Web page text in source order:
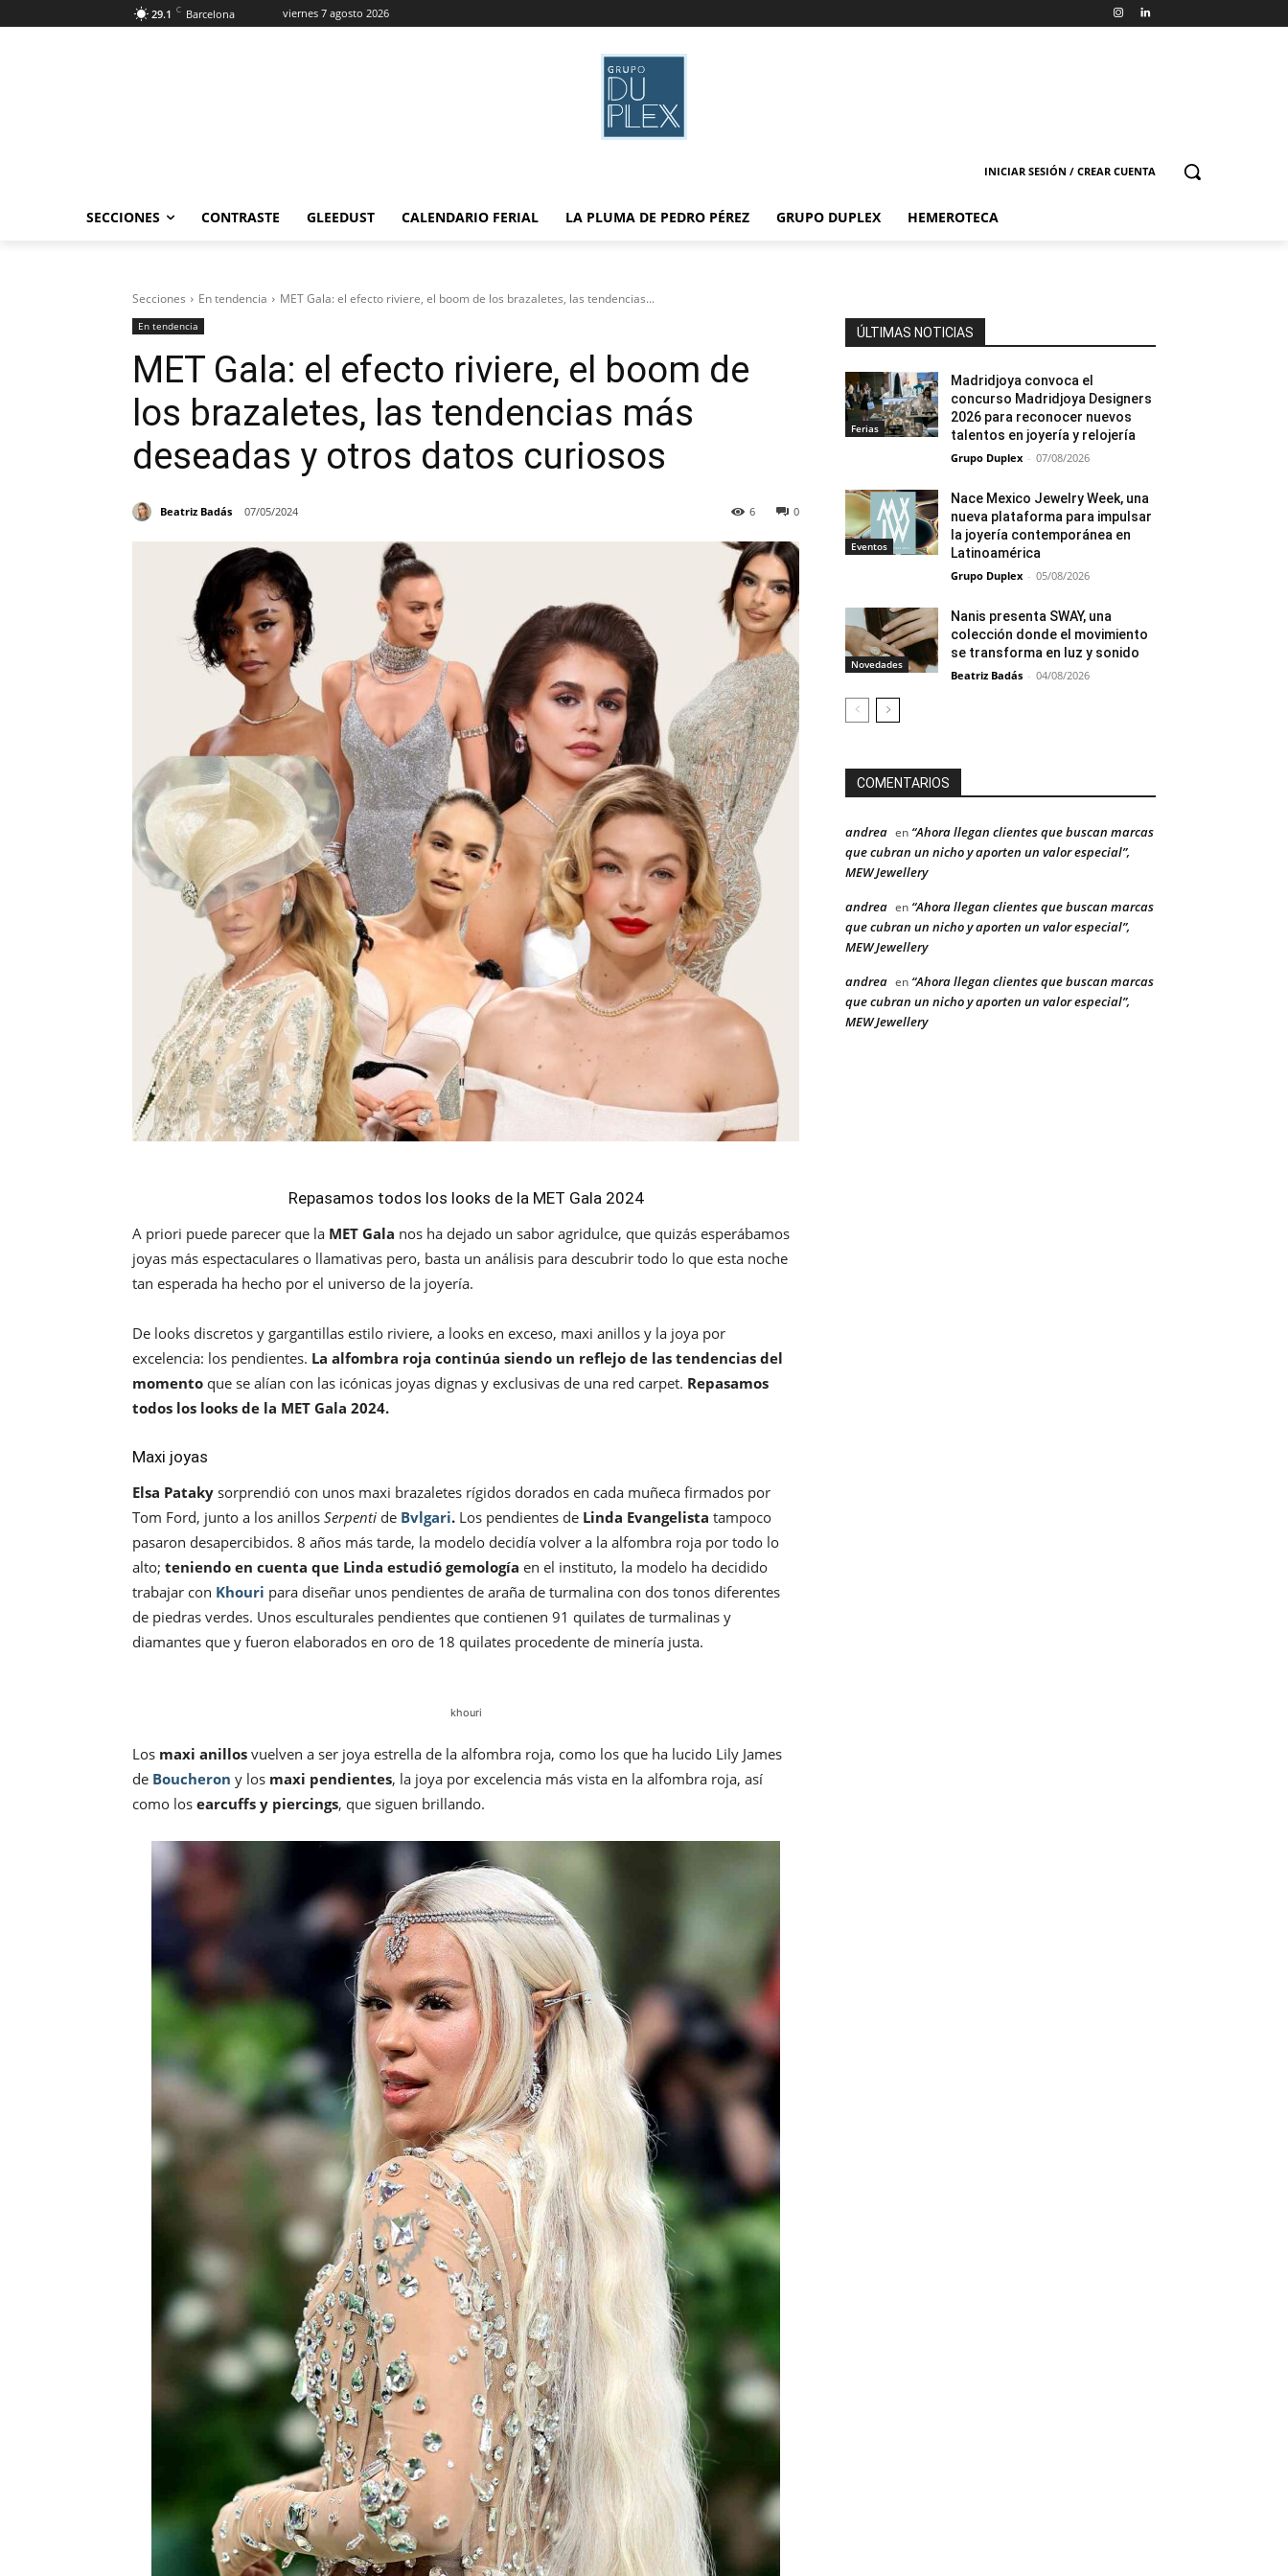
29.1 C Barcelona viernes 7 agosto 2026
INICIAR SESIÓN / CREAR CUENTA
SECCIONES CONTRASTE GLEEDUST CALENDARIO FERIAL LA PLUMA DE PEDRO PÉREZ GRUPO DUPLEX HEMEROTECA
Secciones En tendencia MET Gala: el efecto riviere, el boom de los brazaletes, las tendencias...
En tendencia
MET Gala: el efecto riviere, el boom de
los brazaletes, las tendencias más
deseadas y otros datos curiosos
Beatriz Badás 07/05/2024 0
6
Repasamos todos los looks de la MET Gala 2024
A priori puede parecer que la MET Gala nos ha dejado un sabor agridulce, que quizás esperábamos
joyas más espectaculares o llamativas pero, basta un análisis para descubrir todo lo que esta noche
tan esperada ha hecho por el universo de la joyería.
De looks discretos y gargantillas estilo riviere, a looks en exceso, maxi anillos y la joya por
excelencia: los pendientes. La alfombra roja continúa siendo un reflejo de las tendencias del
momento que se alían con las icónicas joyas dignas y exclusivas de una red carpet. Repasamos
todos los looks de la MET Gala 2024.
Maxi joyas
Elsa Pataky sorprendió con unos maxi brazaletes rígidos dorados en cada muñeca firmados por
Tom Ford, junto a los anillos Serpenti de Bvlgari. Los pendientes de Linda Evangelista tampoco
pasaron desapercibidos. 8 años más tarde, la modelo decidía volver a la alfombra roja por todo lo
alto; teniendo en cuenta que Linda estudió gemología en el instituto, la modelo ha decidido
trabajar con Khouri para diseñar unos pendientes de araña de turmalina con dos tonos diferentes
de piedras verdes. Unos esculturales pendientes que contienen 91 quilates de turmalinas y
diamantes que y fueron elaborados en oro de 18 quilates procedente de minería justa.
khouri
Los maxi anillos vuelven a ser joya estrella de la alfombra roja, como los que ha lucido Lily James
de Boucheron y los maxi pendientes, la joya por excelencia más vista en la alfombra roja, así
como los earcuffs y piercings, que siguen brillando.
ÚLTIMAS NOTICIAS
Ferias
Madridjoya convoca el
concurso Madridjoya Designers
2026 para reconocer nuevos
talentos en joyería y relojería
Grupo Duplex - 07/08/2026
Eventos
Nace Mexico Jewelry Week, una
nueva plataforma para impulsar
la joyería contemporánea en
Latinoamérica
Grupo Duplex - 05/08/2026
Novedades
Nanis presenta SWAY, una
colección donde el movimiento
se transforma en luz y sonido
Beatriz Badás - 04/08/2026
COMENTARIOS
andrea en “Ahora llegan clientes que buscan marcas
que cubran un nicho y aporten un valor especial”,
MEW Jewellery
andrea en “Ahora llegan clientes que buscan marcas
que cubran un nicho y aporten un valor especial”,
MEW Jewellery
andrea en “Ahora llegan clientes que buscan marcas
que cubran un nicho y aporten un valor especial”,
MEW Jewellery